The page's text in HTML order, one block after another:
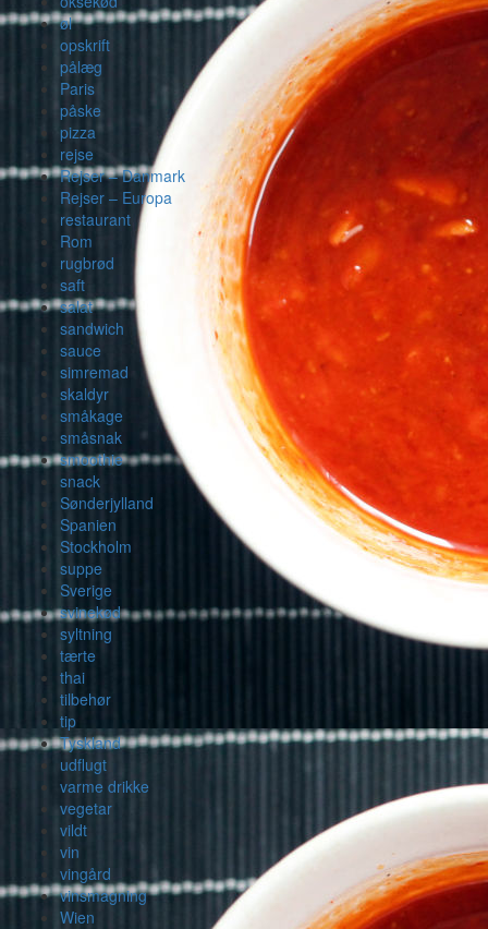
øl
opskrift
pålæg
Paris
påske
pizza
rejse
Rejser – Danmark
Rejser – Europa
restaurant
Rom
rugbrød
saft
salat
sandwich
sauce
simremad
skaldyr
småkage
småsnak
smoothie
snack
Sønderjylland
Spanien
Stockholm
suppe
Sverige
svinekød
syltning
tærte
thai
tilbehør
tip
Tyskland
udflugt
varme drikke
vegetar
vildt
vin
vingård
vinsmagning
Wien